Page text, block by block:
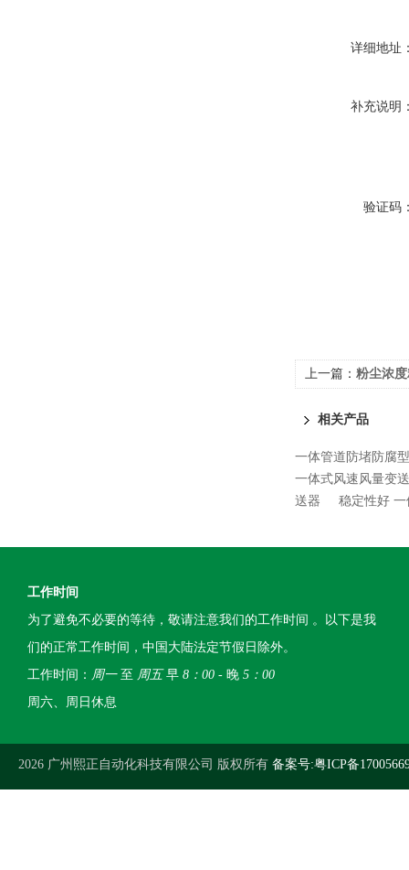
详细地址
补充说明
验证码
上一篇： 粉尘浓
相关产品
一体管道防堵防腐
一体式风速风量变
送器
稳定性好
工作时间
为了避免不必要的等待，敬请注意我们的工作时间 。以下是我
们的正常工作时间，中国大陆法定节假日除外。
工作时间： 周一至 周五早 8：00 - 晚 5：00
周六、周日休息
2026 广州熙正自动化科技有限公司 版权所有 备案号:粤ICP备